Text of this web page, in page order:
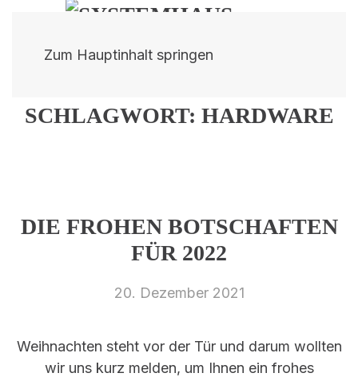
Zum Hauptinhalt springen
SCHLAGWORT: HARDWARE
DIE FROHEN BOTSCHAFTEN
FÜR 2022
20. Dezember 2021
Weihnachten steht vor der Tür und darum wollten
wir uns kurz melden, um Ihnen ein frohes